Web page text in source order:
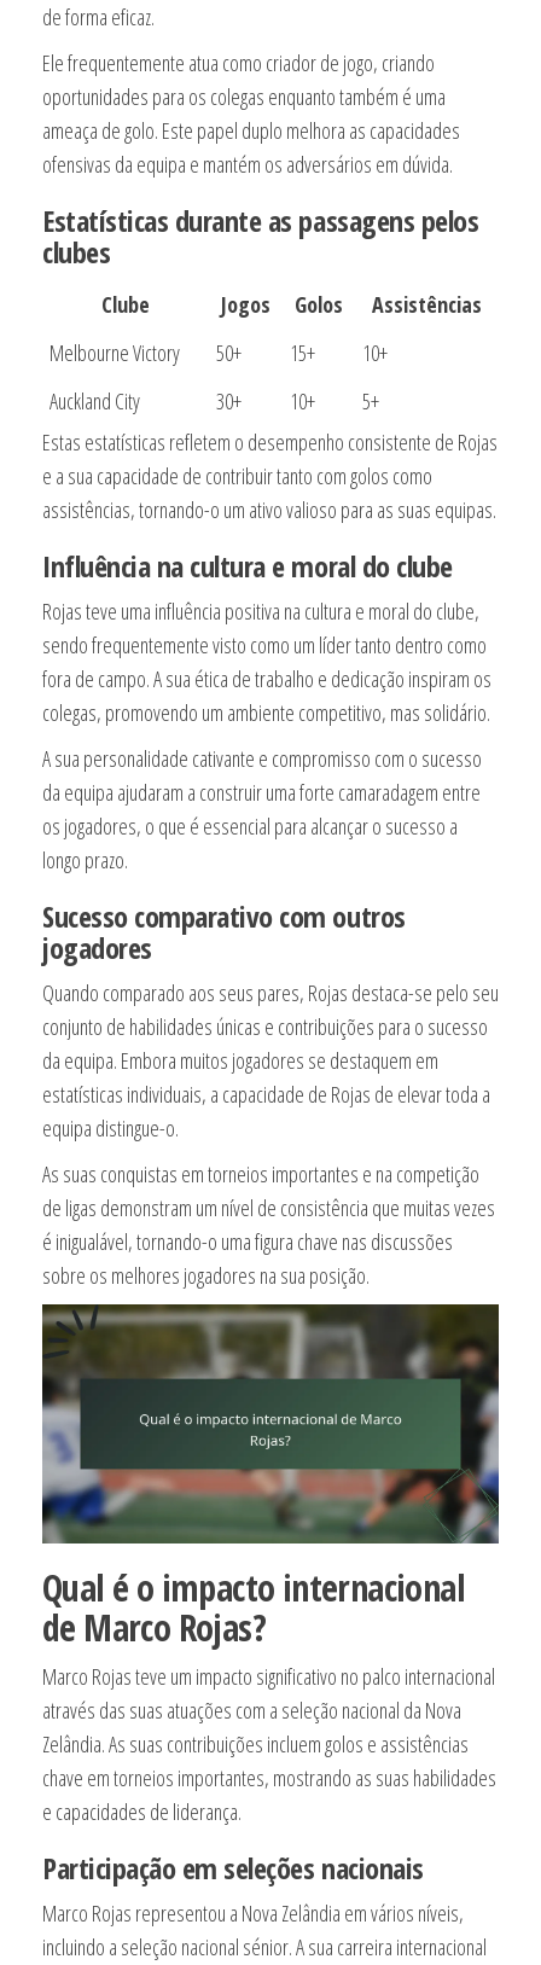
de forma eficaz.
Ele frequentemente atua como criador de jogo, criando
oportunidades para os colegas enquanto também é uma
ameaça de golo. Este papel duplo melhora as capacidades
ofensivas da equipa e mantém os adversários em dúvida.
Estatísticas durante as passagens pelos
clubes
Clube Jogos Golos
Assistências
Melbourne Victory
50+ 15+
10+
Auckland City
30+ 10+
5+
Estas estatísticas refletem o desempenho consistente de Rojas
e a sua capacidade de contribuir tanto com golos como
assistências, tornando-o um ativo valioso para as suas equipas.
Influência na cultura e moral do clube
Rojas teve uma influência positiva na cultura e moral do clube,
sendo frequentemente visto como um líder tanto dentro como
fora de campo. A sua ética de trabalho e dedicação inspiram os
colegas, promovendo um ambiente competitivo, mas solidário.
A sua personalidade cativante e compromisso com o sucesso
da equipa ajudaram a construir uma forte camaradagem entre
os jogadores, o que é essencial para alcançar o sucesso a
longo prazo.
Sucesso comparativo com outros
jogadores
Quando comparado aos seus pares, Rojas destaca-se pelo seu
conjunto de habilidades únicas e contribuições para o sucesso
da equipa. Embora muitos jogadores se destaquem em
estatísticas individuais, a capacidade de Rojas de elevar toda a
equipa distingue-o.
As suas conquistas em torneios importantes e na competição
de ligas demonstram um nível de consistência que muitas vezes
é inigualável, tornando-o uma figura chave nas discussões
sobre os melhores jogadores na sua posição.
Qual é o impacto internacional
de Marco Rojas?
Marco Rojas teve um impacto significativo no palco internacional
através das suas atuações com a seleção nacional da Nova
Zelândia. As suas contribuições incluem golos e assistências
chave em torneios importantes, mostrando as suas habilidades
e capacidades de liderança.
Participação em seleções nacionais
Marco Rojas representou a Nova Zelândia em vários níveis,
incluindo a seleção nacional sénior. A sua carreira internacional